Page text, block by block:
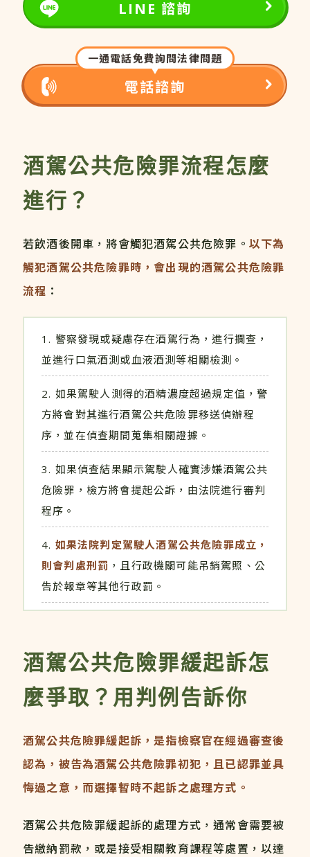
LINE 諮詢
一通電話免費詢問法律問題
電話諮詢
酒駕公共危險罪流程怎麼
進行？
若飲酒後開車，將會觸犯酒駕公共危險罪。 以下為
觸犯酒駕公共危險罪時，會出現的酒駕公共危險罪
流程 ：
警察發現或疑慮存在酒駕行為，進行攔查，
並進行口氣酒測或血液酒測等相關檢測。
如果駕駛人測得的酒精濃度超過規定值，警
方將會對其進行酒駕公共危險罪移送偵辦程
序，並在偵查期間蒐集相關證據。
如果偵查結果顯示駕駛人確實涉嫌酒駕公共
危險罪，檢方將會提起公訴，由法院進行審判
程序。
如果法院判定駕駛人酒駕公共危險罪成立，
則會判處刑罰 ，且行政機關可能吊銷駕照、公
告於報章等其他行政罰。
酒駕公共危險罪緩起訴怎
麼爭取？用判例告訴你
酒駕公共危險罪緩起訴，是指檢察官在經過審查後
認為，被告為酒駕公共危險罪初犯，且已認罪並具
悔過之意，而選擇暫時不起訴之處理方式。
酒駕公共危險罪緩起訴的處理方式，通常會需要被
告繳納罰款，或是接受相關教育課程等處置，以達